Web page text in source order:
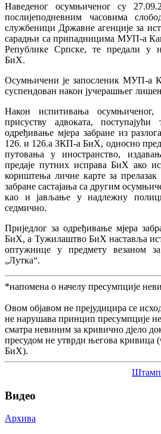
Наведеног осумњиченог су
послијеподневним часовима
службеници Државне агенције за
сарадњи са припадницима МУП-а
Републике Српске, те предали у
БиХ.
Осумњичени је запосленик МУП-а
суспендован након јучерашњег
Након испитивања
присуству адвоката,
одређивање мјера забране из
126. и 126.а ЗКП-а БиХ, односно
путовања у иностранство,
предаје путних исправа БиХ ако
кориштења личне карте за
забране састајања са другим
као и јављање у надлежну
седмично.
Приједлог за одређивање мјера
БиХ, а Тужилаштво БиХ наставља
оптужнице у предмету везаном
„Лутка“.
*напомена о начелу пресумпције
Овом објавом не прејудицира се
не нарушава принцип пресумпције
сматра невиним за кривично дјело
пресудом не утврди његова кривица
БиХ).
Видео
Архива